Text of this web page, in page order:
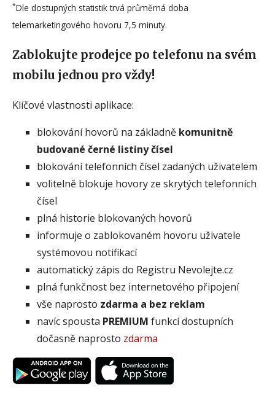
*Dle dostupných statistik trvá průměrná doba
telemarketingového hovoru 7,5 minuty.
Zablokujte prodejce po telefonu na svém
mobilu jednou pro vždy!
Klíčové vlastnosti aplikace:
blokování hovorů na základně komunitně
budované černé listiny čísel
blokování telefonních čísel zadaných uživatelem
volitelně blokuje hovory ze skrytých telefonních
čísel
plná historie blokovaných hovorů
informuje o zablokovaném hovoru uživatele
systémovou notifikací
automatický zápis do Registru Nevolejte.cz
plná funkčnost bez internetového připojení
vše naprosto zdarma a bez reklam
navíc spousta PREMIUM funkcí dostupních
dočasně naprosto zdarma